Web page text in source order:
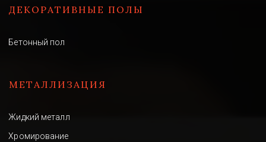
ДЕКОРАТИВНЫЕ ПОЛЫ
Бетонный пол
МЕТАЛЛИЗАЦИЯ
Жидкий металл
Хромирование